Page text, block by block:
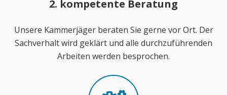
2. kompetente Beratung
Unsere Kammerjäger beraten Sie gerne vor Ort. Der
Sachverhalt wird geklärt und alle durchzuführenden
Arbeiten werden besprochen.